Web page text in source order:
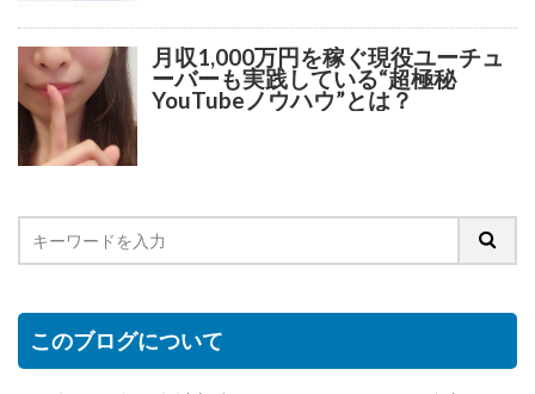
月収1,000万円を稼ぐ現役ユーチュ
ーバーも実践している“超極秘
YouTubeノウハウ”とは？
このブログについて